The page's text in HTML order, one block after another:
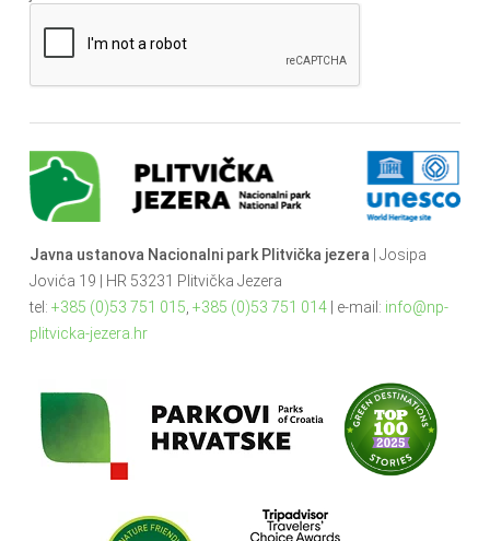
Javna ustanova Nacionalni park Plitvička jezera | Josipa
Jovića 19 | HR 53231 Plitvička Jezera
tel: +385 (0)53 751 015 +385 (0)53 751 014| e-mail: info@np-
plitvicka-jezera.hr